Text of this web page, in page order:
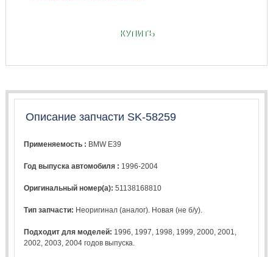
КУПИТЬ
Описание запчасти SK-58259
Применяемость : BMW E39
Год выпуска автомобиля : 1996-2004
Оригинальный номер(а):51138168810
Тип запчасти: Неоригинал (аналог). Новая (не б/у).
Подходит для моделей: 1996 1997 1998 1999 ,2000 ,2001
2002 ,2003 ,2004 годов выпуска.